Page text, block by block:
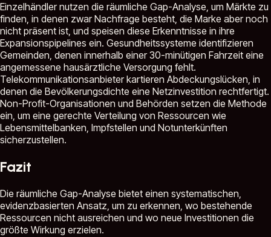
Einzelhändler nutzen die räumliche Gap-Analyse, um Märkte zu
finden, in denen zwar Nachfrage besteht, die Marke aber noch
nicht präsent ist, und speisen diese Erkenntnisse in ihre
Expansionspipelines ein. Gesundheitssysteme identifizieren
Gemeinden, denen innerhalb einer 30-minütigen Fahrzeit eine
angemessene hausärztliche Versorgung fehlt.
Telekommunikationsanbieter kartieren Abdeckungslücken, in
denen die Bevölkerungsdichte eine Netzinvestition rechtfertigt.
Non-Profit-Organisationen und Behörden setzen die Methode
ein, um eine gerechte Verteilung von Ressourcen wie
Lebensmittelbanken, Impfstellen und Notunterkünften
sicherzustellen.
Fazit
Die räumliche Gap-Analyse bietet einen systematischen,
evidenzbasierten Ansatz, um zu erkennen, wo bestehende
Ressourcen nicht ausreichen und wo neue Investitionen die
größte Wirkung erzielen.